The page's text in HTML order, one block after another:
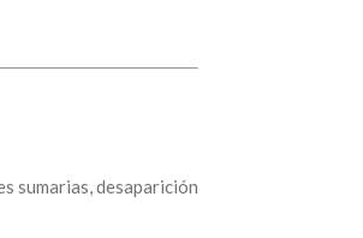
sumarias, desaparición